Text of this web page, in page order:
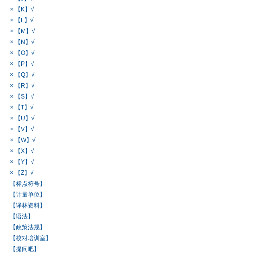
× 【K】√
× 【L】√
× 【M】√
× 【N】√
× 【O】√
× 【P】√
× 【Q】√
× 【R】√
× 【S】√
× 【T】√
× 【U】√
× 【V】√
× 【W】√
× 【X】√
× 【Y】√
× 【Z】√
【标点符号】
【计量单位】
【译林资料】
【语法】
【政策法规】
【校对培训室】
【提问吧】